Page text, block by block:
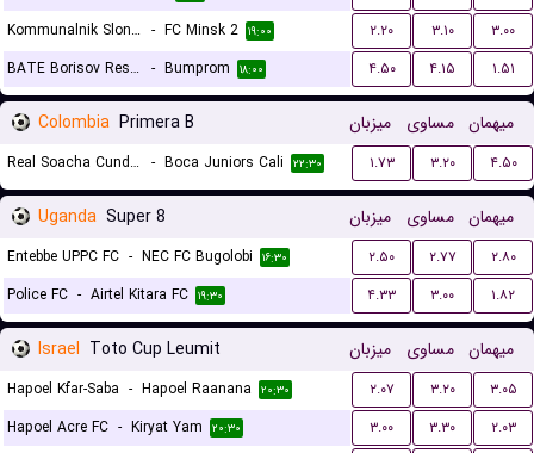
Kommunalnik Slonim - FC Minsk 2 ۱۹:۰۰ ۲.۲۰ ۳.۱۰
۳.۰۰
BATE Borisov Reserves - Bumprom ۱۸:۰۰ ۴.۵۰ ۴.۱۵ ۱.۵۱
Colombia Primera B میزبان مساوی میهمان
Real Soacha Cundinamarca - Boca Juniors Cali ۲۲:۳۰ ۱.۷۳ ۳.۲۰ ۴.۵۰
Uganda Super 8 میزبان مساوی میهمان
Entebbe UPPC FC - NEC FC Bugolobi ۱۶:۳۰ ۲.۵۰ ۲.۷۷
۲.۸۰
Police FC - Airtel Kitara FC ۱۹:۳۰ ۴.۳۳ ۳.۰۰ ۱.۸۲
Israel Toto Cup Leumit میزبان مساوی میهمان
Hapoel Kfar-Saba - Hapoel Raanana ۲۰:۳۰ ۲.۰۷ ۳.۲۰
۳.۰۵
Hapoel Acre FC - Kiryat Yam ۲۰:۳۰ ۳.۰۰ ۳.۳۰
۲.۰۳